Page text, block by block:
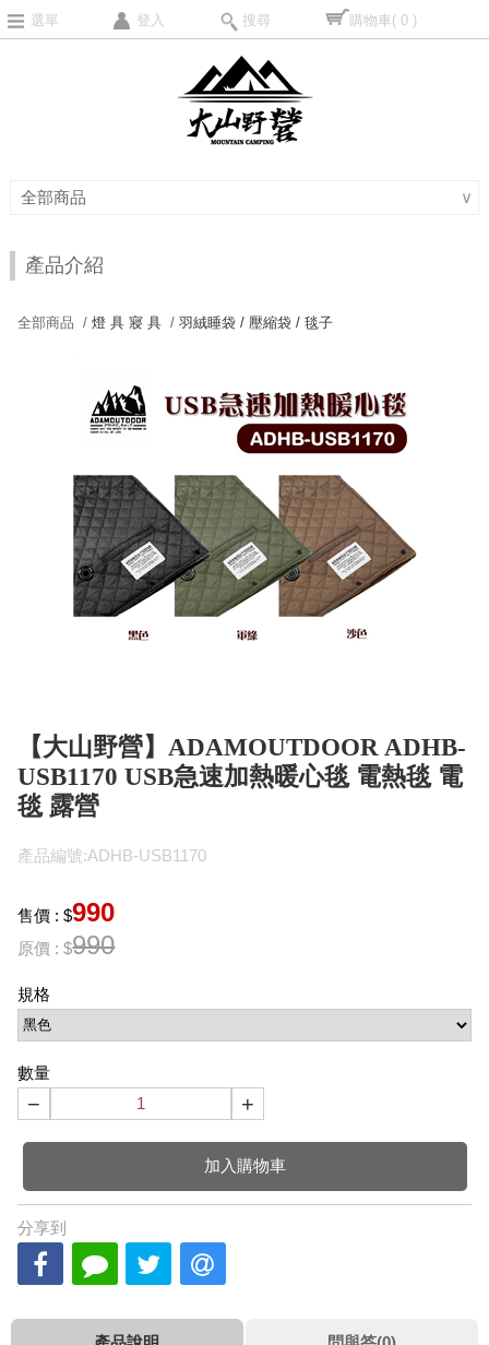
選單 登入 搜尋 購物車( 0 )
全部商品 ∨
產品介紹
全部商品 /燈 具 寢 具 /羽絨睡袋 / 壓縮袋 / 毯子
【大山野營】ADAMOUTDOOR ADHB-
USB1170 USB急速加熱暖心毯 電熱毯 電
毯 露營
產品編號:ADHB-USB1170
售價 : $990
原價 : $990
規格
數量
− +
加入購物車
分享到